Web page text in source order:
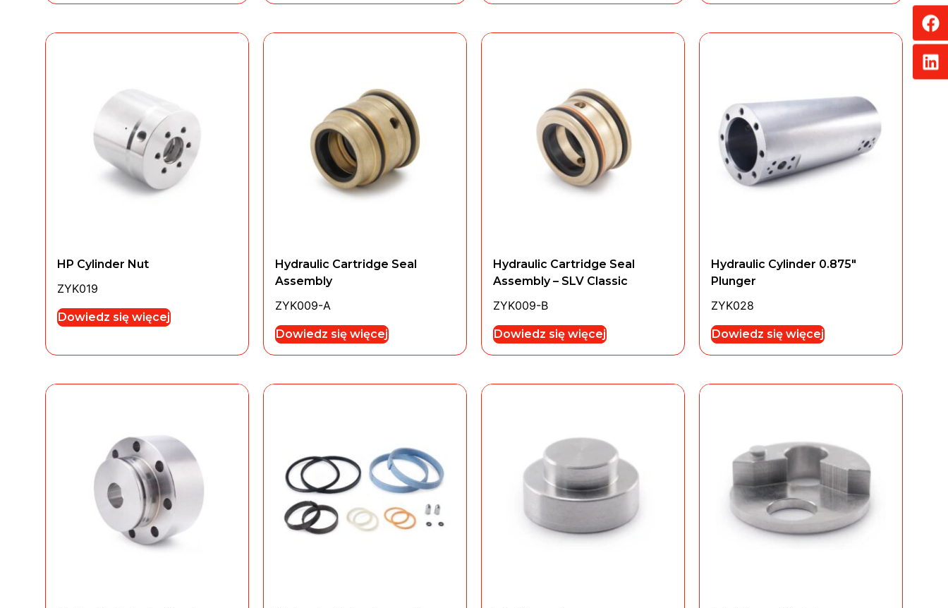
HP Cylinder Nut
ZYK019
Dowiedz się więcej
Hydraulic Cartridge Seal
Assembly
ZYK009-A
Dowiedz się więcej
Hydraulic Cartridge Seal
Assembly – SLV Classic
ZYK009-B
Dowiedz się więcej
Hydraulic Cylinder 0.875″
Plunger
ZYK028
Dowiedz się więcej